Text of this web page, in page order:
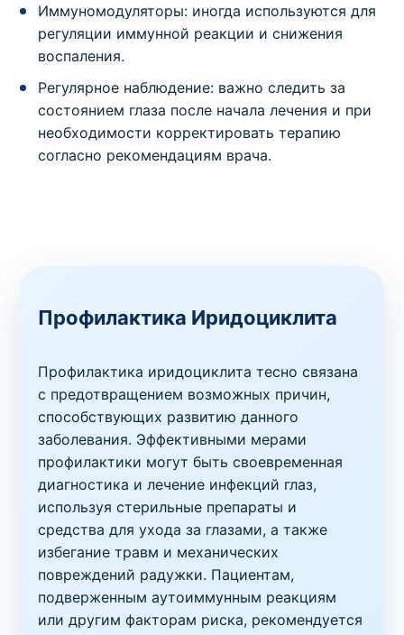
Иммуномодуляторы: иногда используются для
регуляции иммунной реакции и снижения
воспаления.
Регулярное наблюдение: важно следить за
состоянием глаза после начала лечения и при
необходимости корректировать терапию
согласно рекомендациям врача.
Профилактика Иридоциклита
Профилактика иридоциклита тесно связана
с предотвращением возможных причин,
способствующих развитию данного
заболевания. Эффективными мерами
профилактики могут быть своевременная
диагностика и лечение инфекций глаз,
используя стерильные препараты и
средства для ухода за глазами, а также
избегание травм и механических
повреждений радужки. Пациентам,
подверженным аутоиммунным реакциям
или другим факторам риска, рекомендуется